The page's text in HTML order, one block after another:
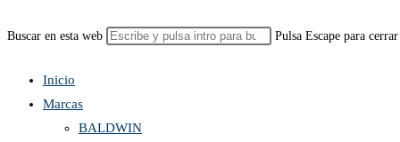
Buscar en esta web Pulsa Escape para
Inicio
Marcas
BALDWIN